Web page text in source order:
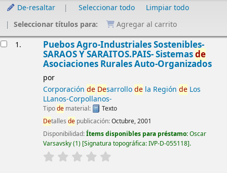
De-resaltar Seleccionar todo
Limpiar todo
Seleccionar títulos para:
Agregar al carrito
1. Puebos Agro-Industriales Sostenibles-
SARAOS Y SARAITOS.PAIS- Sistemasde
Asociaciones Rurales Auto-Organizados
por
Corporación de Desarrollodela Región deLos
LLanos-Corpollanos-
Tipodematerial:
Texto
Detalles depublicación:Octubre, 2001
Disponibilidad:Ítems disponibles para préstamo:Oscar
Varsavsky(1) Signatura topográfica:IVP-D-055118 .